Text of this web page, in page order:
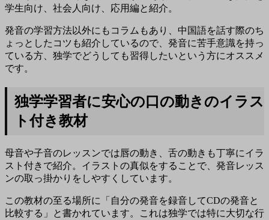
学生向け、社会人向け、応用編と紹介。
発音の学習方法以外にもコラムもあり、中国語を話す際のち
ょっとしたコツも紹介しているので、発音に苦手意識を持っ
ている方、独学でどうしても習得したいという方にオススメ
です。
独学学習者に安心の口の動きのイラス
ト付き教材
母音や子音のレッスンでは唇の動き、舌の動きも丁寧にイラ
スト付きで紹介。イラストの真似をすることで、発音レッス
ンの取っ掛かりをしやすくしています。
この教材の至る場所に「 自分の発音を録音してCDの発音と
比較する 」と書かれています。これは独学では特に大切な行